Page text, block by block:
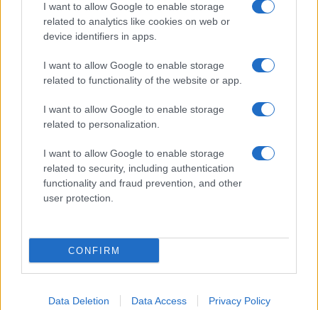
I want to allow Google to enable storage
related to analytics like cookies on web or
device identifiers in apps.
I want to allow Google to enable storage
related to functionality of the website or app.
I want to allow Google to enable storage
related to personalization.
I want to allow Google to enable storage
related to security, including authentication
functionality and fraud prevention, and other
user protection.
CONFIRM
Data Deletion Data Access Privacy Policy
esplode la protesta
NECROLOGIE
Mario Malu
Paolo Pinna